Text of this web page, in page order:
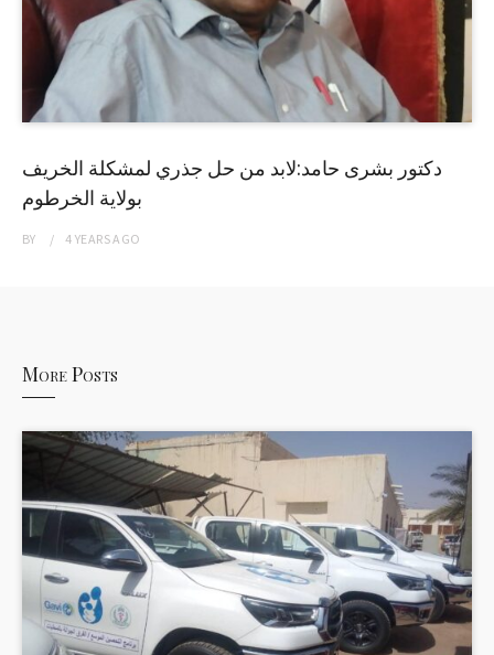
دكتور بشرى حامد:لابد من حل جذري لمشكلة الخريف
بولاية الخرطوم
BY 4 YEARSAGO
More Posts